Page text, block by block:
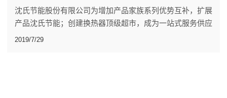
沈氏节能股份有限公司为增加产品家族系列优势互补，扩展
产品沈氏节能；创建换热器顶级超市，成为一站式服务供应
商。沈氏研发出最新且最具有市场优势的壳管换热器。
2019/7/29